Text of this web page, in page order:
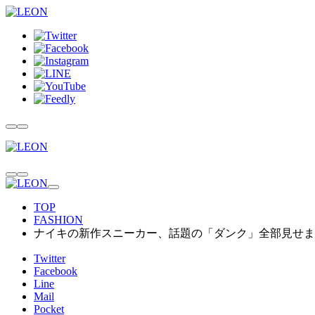
TOP
FASHION
ナイキの新作スニーカー、話題の「ダンク」全部見せ
Twitter
Facebook
Line
Mail
Pocket